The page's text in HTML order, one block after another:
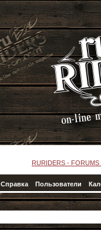
RURIDERS - FORUMS
Справка Пользователи